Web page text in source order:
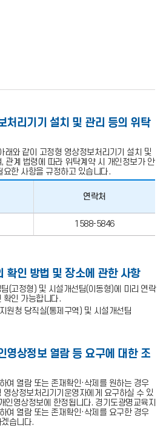
처리기기 설치 및 관리 등의 위탁
래와 같이 고정형 영상정보처리기기 설치 및
관계 법령에 따라 위탁계약 시 개인정보가 안
요한 사항을 규정하고 있습니다.
연락처
1588-5846
확인 방법 및 장소에 관한 사항
(고정형) 및 시설개선팀(이동형)에 미리 연락
확인 가능합니다.
원청 당직실(통제구역) 및 시설개선팀
영상정보 열람 등 요구에 대한 조
여 열람 또는 존재확인·삭제를 원하는 경우
영상정보처리기기운영자에게 요구하실 수 있
인영상정보에 한정됩니다. 경기도광명교육지
여 열람 또는 존재확인·삭제를 요구한 경우
습니다.